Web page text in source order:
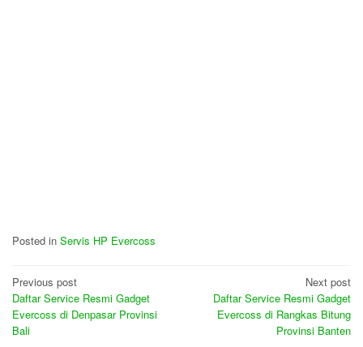
Posted in Servis HP Evercoss
Post
navigation
Previous post
Daftar Service Resmi Gadget
Evercoss di Denpasar Provinsi
Bali
Next post
Daftar Service Resmi Gadget
Evercoss di Rangkas Bitung
Provinsi Banten